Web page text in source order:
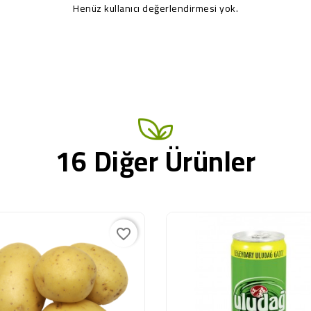
Henüz kullanıcı değerlendirmesi yok.
16 Diğer Ürünler
favorite_border